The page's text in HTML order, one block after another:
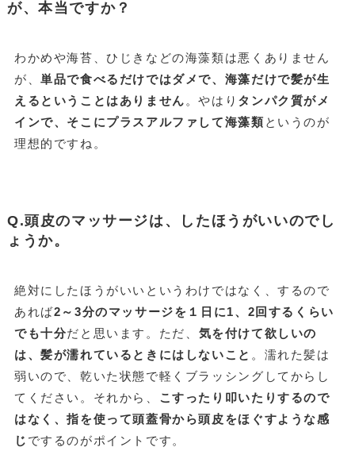
が、本当ですか？
わかめや海苔、ひじきなどの海藻類は悪くありません
が、単品で食べるだけではダメで、海藻だけで髪が生
えるということはありません 。やはり タンパク質がメ
インで、そこにプラスアルファして海藻類 というのが
理想的ですね。
Q.頭皮のマッサージは、したほうがいいのでし
ょうか。
絶対にしたほうがいいというわけではなく、するので
あれば2～3分のマッサージを１日に1、2回するくらい
でも十分だと思います。ただ、 気を付けて欲しいの
は、髪が濡れているときにはしないこと 。濡れた髪は
弱いので、乾いた状態で軽くブラッシングしてからし
てください。それから、 こすったり叩いたりするので
はなく、指を使って頭蓋骨から頭皮をほぐすような感
じ でするのがポイントです。